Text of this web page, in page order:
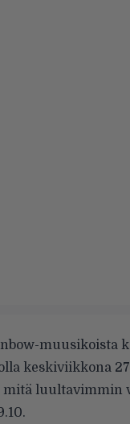
muusikoista
keskiviikkona
mitä luultavimmin